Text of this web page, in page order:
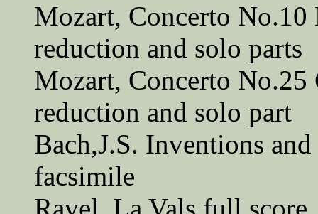
Mozart, Concerto
reduction and solo parts
Mozart, Concerto
reduction and solo part
Bach,J.S. Inventions
facsimile